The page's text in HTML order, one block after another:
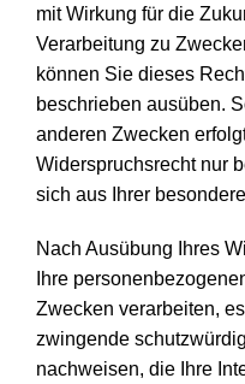
mit Wirkung für die
Verarbeitung zu
können Sie dieses
beschrieben ausüben.
anderen Zwecken
Widerspruchsrecht nur
sich aus Ihrer
Nach Ausübung Ihres
Ihre
Zwecken verarbeiten,
zwingende
nachweisen, die Ihre